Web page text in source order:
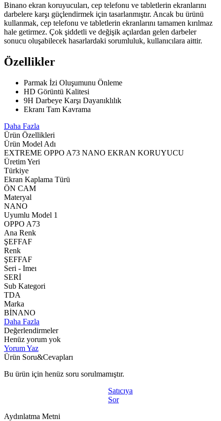
Binano ekran koruyucuları, cep telefonu ve tabletlerin ekranlarını
darbelere karşı güçlendirmek için tasarlanmıştır. Ancak bu ürünü
kullanmak, cep telefonu ve tabletlerin ekranlarını tamamen kırılmaz
hale getirmez. Çok şiddetli ve değişik açılardan gelen darbeler
sonucu oluşabilecek hasarlardaki sorumluluk, kullanıcılara aittir.
Özellikler
Parmak İzi Oluşumunu Önleme
HD Görüntü Kalitesi
9H Darbeye Karşı Dayanıklılık
Ekranı Tam Kavrama
Daha Fazla
Ürün Özellikleri
Ürün Model Adı
EXTREME OPPO A73 NANO EKRAN KORUYUCU
Üretim Yeri
Türkiye
Ekran Kaplama Türü
ÖN CAM
Materyal
NANO
Uyumlu Model 1
OPPO A73
Ana Renk
ŞEFFAF
Renk
ŞEFFAF
Seri - Imeı
SERİ
Sub Kategori
TDA
Marka
BİNANO
Daha Fazla
Değerlendirmeler
Henüz yorum yok
Yorum Yaz
Ürün Soru&Cevapları
Bu ürün için henüz soru sorulmamıştır.
Satıcıya
Sor
Aydınlatma Metni